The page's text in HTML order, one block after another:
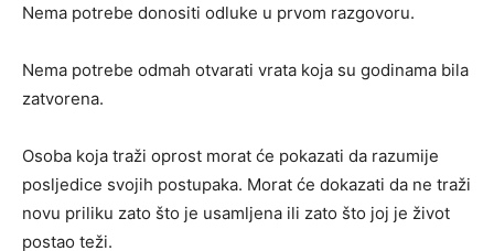
Nema potrebe donositi odluke u prvom razgovoru.
Nema potrebe odmah otvarati vrata koja su godinama bila
zatvorena.
Osoba koja traži oprost morat će pokazati da razumije
posljedice svojih postupaka. Morat će dokazati da ne traži
novu priliku zato što je usamljena ili zato što joj je život
postao teži.